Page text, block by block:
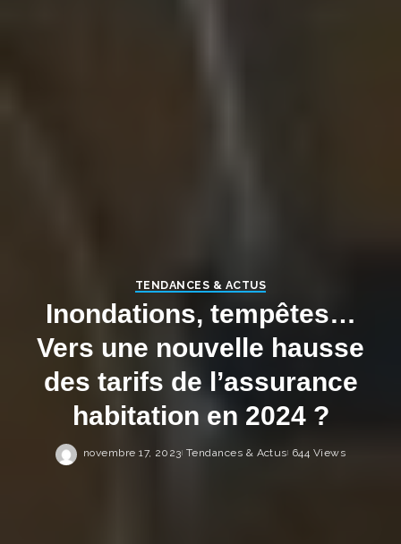
TENDANCES & ACTUS
Inondations, tempêtes…
Vers une nouvelle hausse
des tarifs de l’assurance
habitation en 2024 ?
novembre 17, 2023 Tendances & Actus 644 Views